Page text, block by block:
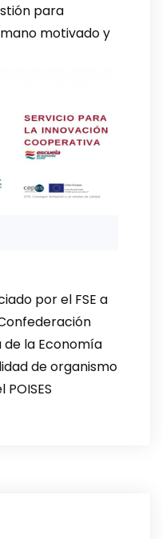
para
motivado y
por el FSE a
de la Economía
de organismo